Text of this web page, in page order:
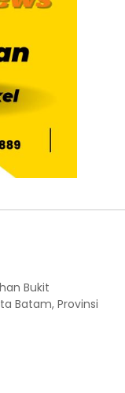
Bukit
Batam, Provinsi